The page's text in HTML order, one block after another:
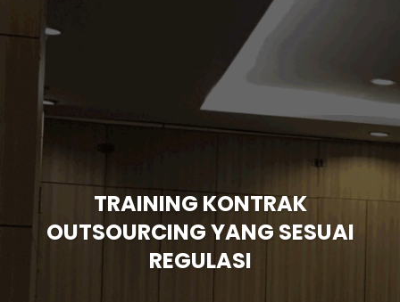
TRAINING KONTRAK
OUTSOURCING YANG SESUAI
REGULASI